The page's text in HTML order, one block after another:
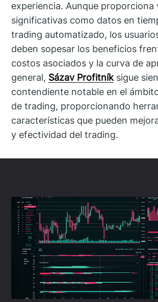
experiencia. Aunque proporciona
significativas como datos en
trading automatizado, los
deben sopesar los beneficios
costos asociados y la curva de
general, Sázav Profitníksigue
contendiente notable en el
de trading, proporcionando
características que pueden
y efectividad del trading.